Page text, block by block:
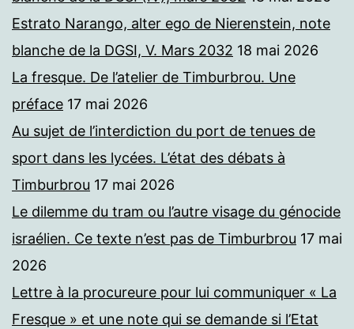
Estrato Narango, alter ego de Nierenstein, note
blanche de la DGSI, V. Mars 2032 18 mai 2026
La fresque. De l’atelier de Timburbrou. Une
préface 17 mai 2026
Au sujet de l’interdiction du port de tenues de
sport dans les lycées. L’état des débats à
Timburbrou 17 mai 2026
Le dilemme du tram ou l’autre visage du génocide
israélien. Ce texte n’est pas de Timburbrou 17 mai
2026
Lettre à la procureure pour lui communiquer « La
Fresque » et une note qui se demande si l’Etat